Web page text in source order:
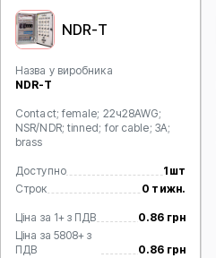
NDR-T
Назва у виробника
NDR-T
Contact; female; 22ч28AWG;
NSR/NDR; tinned; for cable; 3A;
brass
Доступно
1 шт
Строк
0 тижн.
Ціна за 1+ з ПДВ
0.86 грн
Ціна за 5808+ з
ПДВ
0.86 грн